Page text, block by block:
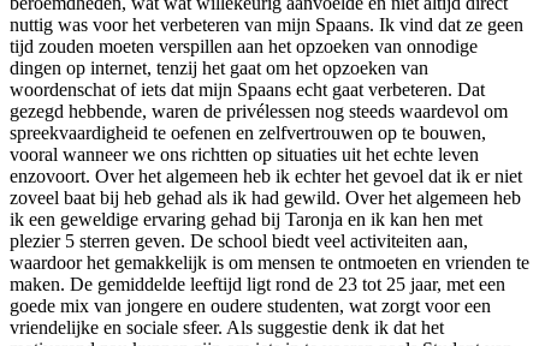
nuttig was voor het verbeteren van mijn Spaans. Ik vind dat ze geen
tijd zouden moeten verspillen aan het opzoeken van onnodige
dingen op internet, tenzij het gaat om het opzoeken van
woordenschat of iets dat mijn Spaans echt gaat verbeteren. Dat
gezegd hebbende, waren de privélessen nog steeds waardevol om
spreekvaardigheid te oefenen en zelfvertrouwen op te bouwen,
vooral wanneer we ons richtten op situaties uit het echte leven
enzovoort. Over het algemeen heb ik echter het gevoel dat ik er niet
zoveel baat bij heb gehad als ik had gewild. Over het algemeen heb
ik een geweldige ervaring gehad bij Taronja en ik kan hen met
plezier 5 sterren geven. De school biedt veel activiteiten aan,
waardoor het gemakkelijk is om mensen te ontmoeten en vrienden te
maken. De gemiddelde leeftijd ligt rond de 23 tot 25 jaar, met een
goede mix van jongere en oudere studenten, wat zorgt voor een
vriendelijke en sociale sfeer. Als suggestie denk ik dat het